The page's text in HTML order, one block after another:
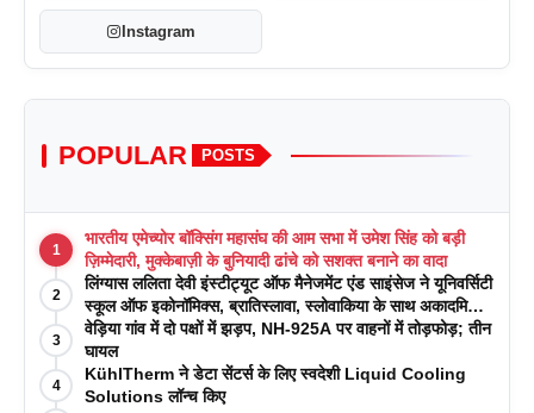
Instagram
POPULAR POSTS
1
भारतीय एमेच्योर बॉक्सिंग महासंघ की आम सभा में उमेश सिंह को बड़ी
ज़िम्मेदारी, मुक्केबाज़ी के बुनियादी ढांचे को सशक्त बनाने का वादा
2
लिंग्यास ललिता देवी इंस्टीट्यूट ऑफ मैनेजमेंट एंड साइंसेज ने यूनिवर्सिटी
स्कूल ऑफ इकोनॉमिक्स, ब्रातिस्लावा, स्लोवाकिया के साथ अकादमिक
पत्रिकाओं में प्रकाशन रणनीतियों पर एक दिवसीय कार्यशाला का
आयोजन किया
3
वेड़िया गांव में दो पक्षों में झड़प, NH-925A पर वाहनों में तोड़फोड़; तीन
घायल
4
KühlTherm ने डेटा सेंटर्स के लिए स्वदेशी Liquid Cooling
Solutions लॉन्च किए